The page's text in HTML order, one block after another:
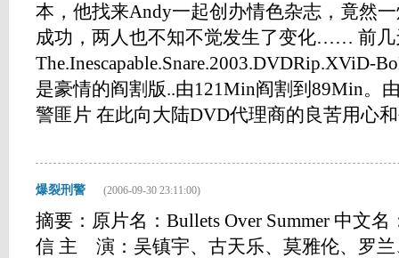
本，他找来Andy一起创办情色杂志，竟然
成功，两人也不知不觉发生了变化…… 前几
The.Inescapable.Snare.2003.DVDRip.XViD-
是豪情的阎割版..由121Min阎割到89Min。
警匪片 在此向大陆DVD代理商的良苦用心
爆裂刑警 (2006-09-30 23:11:00)
摘要：原片名：Bullets Over Summer 中文
信 主 演：吴镇宇、古天乐、莫雅伦、罗兰